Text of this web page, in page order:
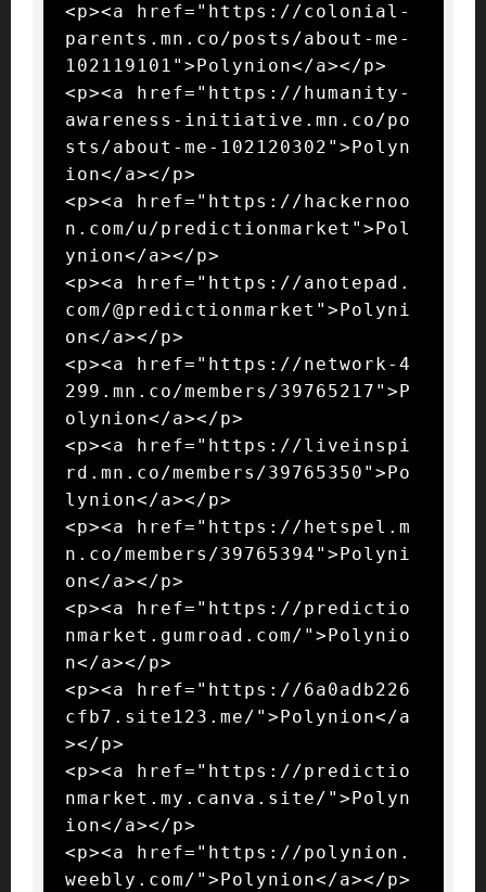
<p><a href="https://colonial-
parents.mn.co/posts/about-me-
102119101">Polynion</a></p>
<p><a href="https://humanity-
awareness-initiative.mn.co/po
sts/about-me-102120302">Polyn
ion</a></p>
<p><a href="https://hackernoo
n.com/u/predictionmarket">Pol
ynion</a></p>
<p><a href="https://anotepad.
com/@predictionmarket">Polyni
on</a></p>
<p><a href="https://network-4
299.mn.co/members/39765217">P
olynion</a></p>
<p><a href="https://liveinspi
rd.mn.co/members/39765350">Po
lynion</a></p>
<p><a href="https://hetspel.m
n.co/members/39765394">Polyni
on</a></p>
<p><a href="https://predictio
nmarket.gumroad.com/">Polynio
n</a></p>
<p><a href="https://6a0adb226
cfb7.site123.me/">Polynion</a
></p>
<p><a href="https://predictio
nmarket.my.canva.site/">Polyn
ion</a></p>
<p><a href="https://polynion.
weebly.com/">Polynion</a></p>